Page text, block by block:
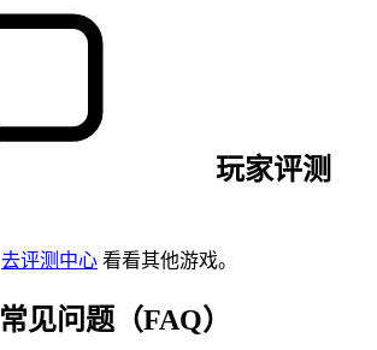
玩家评测
去评测中心 看看其他游戏。
常见问题（FAQ）